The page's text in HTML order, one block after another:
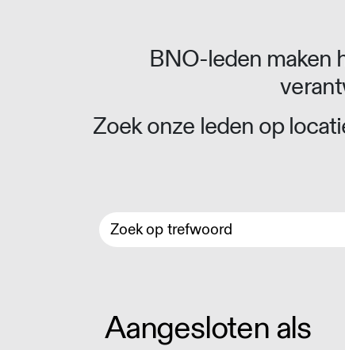
BNO-leden maken
Zoek onze leden op
Aangesloten als